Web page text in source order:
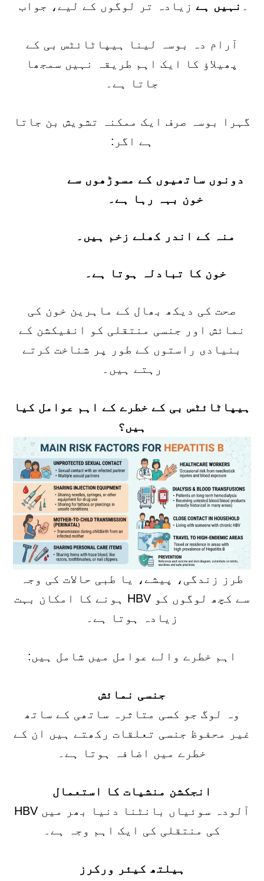
زیادہ تر لوگوں کے لیے، جواب نہیں ہے ۔
آرام دہ بوسہ لینا ہیپاٹائٹس بی کے
پھیلاؤ کا ایک اہم طریقہ نہیں سمجھا
جاتا ہے۔
گہرا بوسہ صرف ایک ممکنہ تشویش بن جاتا
ہے اگر:
دونوں ساتھیوں کے مسوڑھوں سے
خون بہہ رہا ہے۔
منہ کے اندر کھلے زخم ہیں۔
خون کا تبادلہ ہوتا ہے۔
صحت کی دیکھ بھال کے ماہرین خون کی
نمائش اور جنسی منتقلی کو انفیکشن کے
بنیادی راستوں کے طور پر شناخت کرتے
رہتے ہیں۔
ہیپاٹائٹس بی کے خطرے کے اہم عوامل کیا
ہیں؟
طرز زندگی، پیشے، یا طبی حالات کی وجہ
سے کچھ لوگوں کو HBV ہونے کا امکان بہت
زیادہ ہوتا ہے۔
اہم خطرے والے عوامل میں شامل ہیں:
جنسی نمائش
وہ لوگ جو کسی متاثرہ ساتھی کے ساتھ
غیر محفوظ جنسی تعلقات رکھتے ہیں ان کے
خطرے میں اضافہ ہوتا ہے۔
انجکشن منشیات کا استعمال
آلودہ سوئیاں بانٹنا دنیا بھر میں HBV
کی منتقلی کی ایک اہم وجہ ہے۔
ہیلتھ کیئر ورکرز